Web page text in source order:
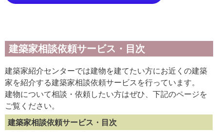
建築家相談依頼サービス・目次
建築家紹介センターでは建物を建てたい方にお近くの建築
家を紹介する建築家相談依頼サービスを行っています。
建物について相談・依頼したい方はぜひ、下記のページを
ご覧ください。
建築家相談依頼サービス・目次